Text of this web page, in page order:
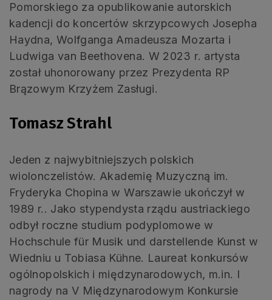
Pomorskiego za opublikowanie autorskich
kadencji do koncertów skrzypcowych Josepha
Haydna, Wolfganga Amadeusza Mozarta i
Ludwiga van Beethovena. W 2023 r. artysta
został uhonorowany przez Prezydenta RP
Brązowym Krzyżem Zasługi.
Tomasz Strahl
Jeden z najwybitniejszych polskich
wiolonczelistów. Akademię Muzyczną im.
Fryderyka Chopina w Warszawie ukończył w
1989 r.. Jako stypendysta rządu austriackiego
odbył roczne studium podyplomowe w
Hochschule für Musik und darstellende Kunst w
Wiedniu u Tobiasa Kühne. Laureat konkursów
ogólnopolskich i międzynarodowych, m.in. I
nagrody na V Międzynarodowym Konkursie